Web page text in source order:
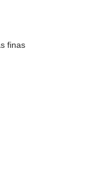
finas